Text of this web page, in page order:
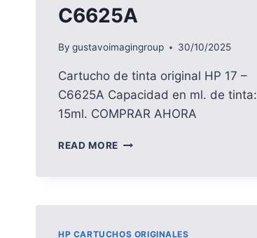
C6625A
By gustavoimagingroup 30/10/2025
Cartucho de tinta original HP 17 –
C6625A Capacidad en ml. de tinta:
15ml. COMPRAR AHORA
READ MORE CARTUCHO
–
HP CARTUCHOS ORIGINALES